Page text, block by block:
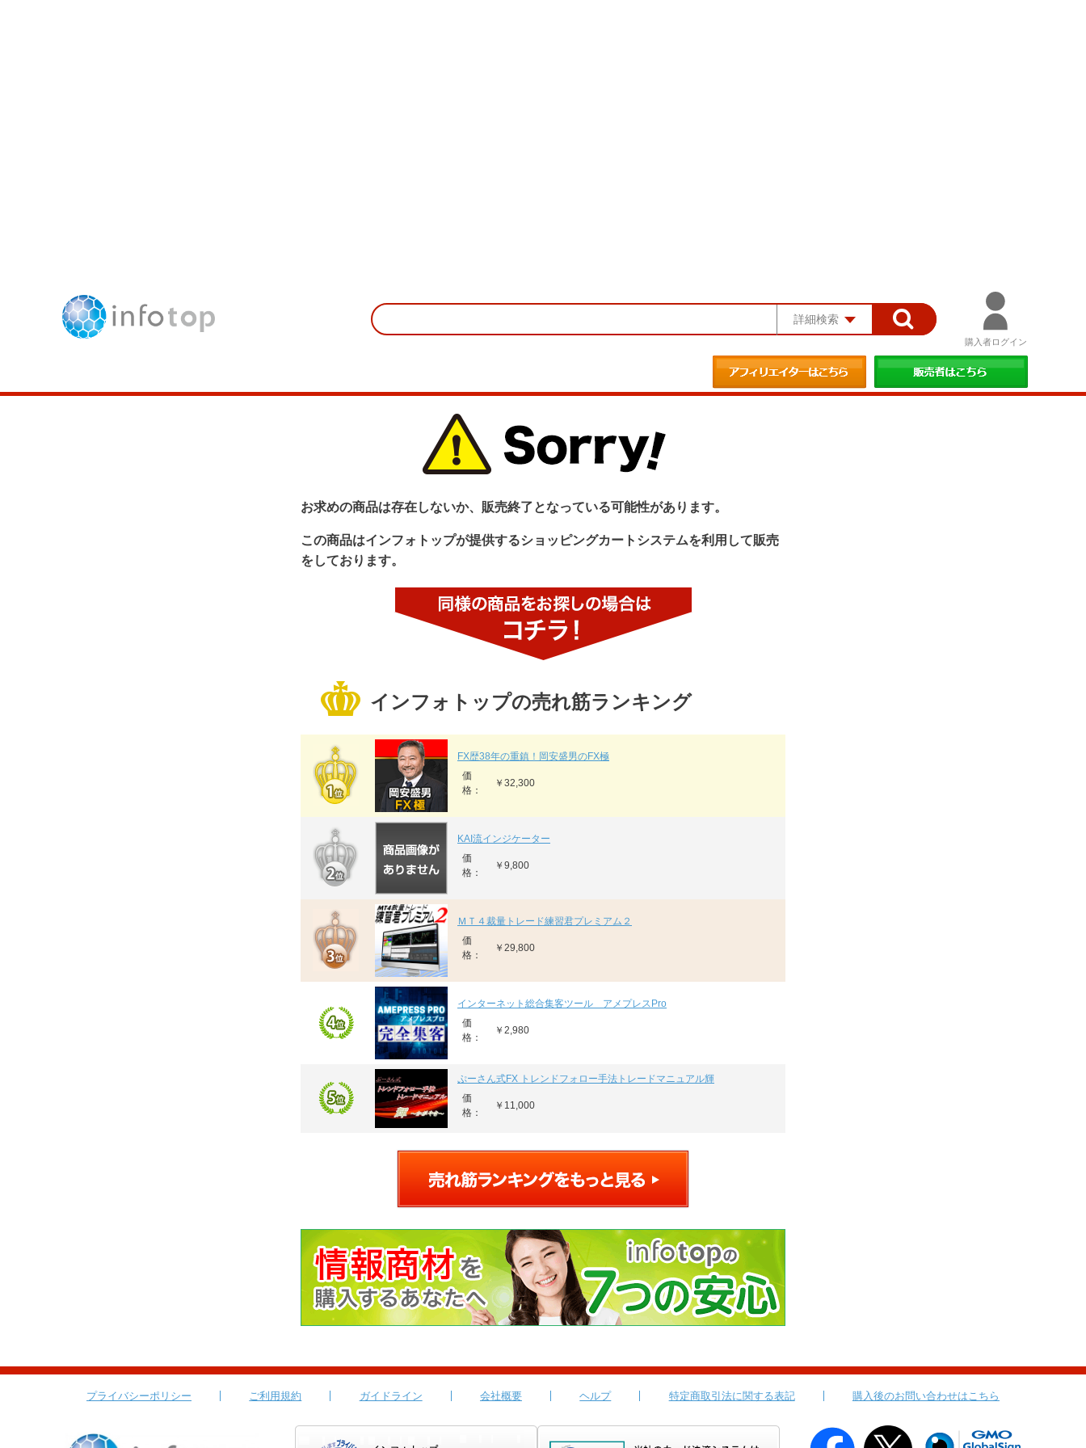
詳細検索
購入者ログイン
お求めの商品は存在しないか、販売終了となっている可能性があります。
この商品はインフォトップが提供するショッピングカートシステムを利用して販売
をしております。
インフォトップの売れ筋ランキング
FX歴38年の重鎮！岡安盛男のFX極
価
格：
￥32,300
KAI流インジケーター
価
格：
￥9,800
ＭＴ４裁量トレード練習君プレミアム２
価
格：
￥29,800
インターネット総合集客ツール アメプレスPro
価
格：
￥2,980
ぷーさん式FX トレンドフォロー手法トレードマニュアル輝
価
格：
￥11,000
プライバシーポリシー ご利用規約 ガイドライン 会社概要 ヘルプ 特定商取引法に関する表記 購入後のお問い合わせはこちら